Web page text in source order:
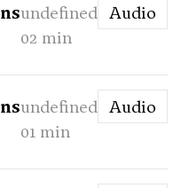
undefined
02 min
Audio
undefined
01 min
Audio